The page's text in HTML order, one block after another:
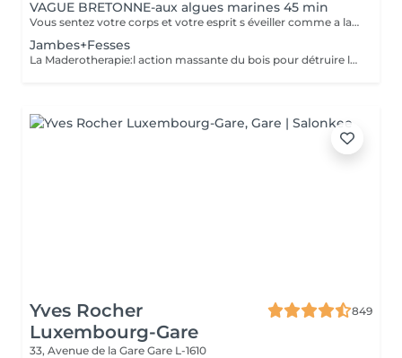
VAGUE BRETONNE-aux algues marines 45 min
Vous sentez votre corps et votre esprit s éveiller comme a la suite d un bain dans l OCEAN. Vous vous tonicité et leur confort. sentez légère et revitalisée. Vos jambes retrouvent leur tonicité et leur confort
Jambes+Fesses
La Maderotherapie:l action massante du bois pour détruire la cellulite. *Active la circulation sanguine et lymphatique *Réduit les tensions musculaires. *Raffermie et tonifie la peau.
Yves Rocher
Luxembourg-Gare
849
33, Avenue de la Gare Gare L-1610